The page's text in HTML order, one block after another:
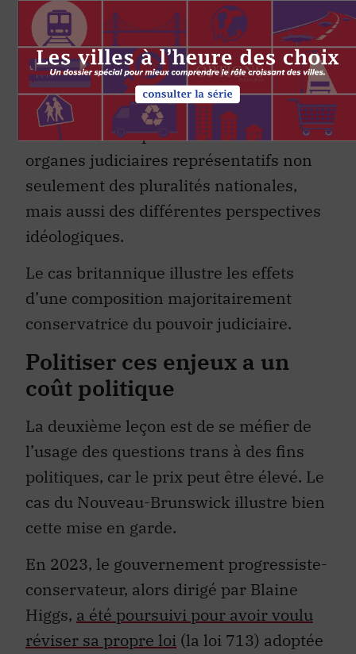
Globalement, au Canada, les dernières
années ont montré que les
gouvernements tendent à s’opposer aux
enjeux trans, tandis que les tribunaux
agissent souvent pour protéger leurs
droits. D’où l’importance d’avoir des
organes judiciaires représentatifs non
seulement des pluralités nationales,
mais aussi des différentes perspectives
idéologiques.
Le cas britannique illustre les effets
d’une composition majoritairement
conservatrice du pouvoir judiciaire.
Politiser ces enjeux a un
coût politique
La deuxième leçon est de se méfier de
l’usage des questions trans à des fins
politiques, car le prix peut être élevé. Le
cas du Nouveau-Brunswick illustre bien
cette mise en garde.
En 2023, le gouvernement progressiste-
conservateur, alors dirigé par Blaine
Higgs, a été poursuivi pour avoir voulu
réviser sa propre loi (la loi 713) adoptée